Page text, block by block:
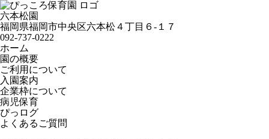
六本松園
福岡県福岡市中央区六本松４丁目６-１７
092-737-0222
ホーム
園の概要
ご利用について
入園案内
企業枠について
病児保育
ぴっログ
よくあるご質問